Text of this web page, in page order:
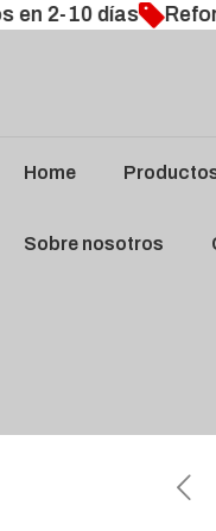
10 días Reforma
Home
Sobre nosotros